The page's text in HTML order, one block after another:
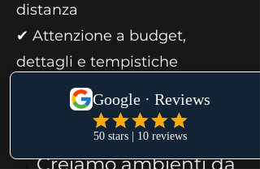
distanza
✔ Attenzione a budget,
dettagli e tempistiche
Non realizziamo solo
spazi belli.
Creiamo ambienti da